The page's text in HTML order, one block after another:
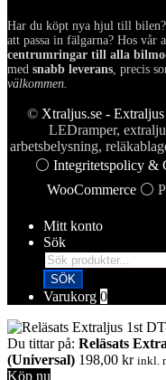
Har du köpt nya hjul till
att passa in fälgarna? Hos vår
centrumringar till alla
med snabb leverans , precis
välkommen.
© Xtraljus.se -
LEDramper,
arbetsbelysning,
⚪ Integritetspolicy &
WooCommerce ⚪
Mitt konto
Sök
Products
search
SÖK
Varukorg 0
Du tittar på: Reläsats
(Universal) 198,00 kr inkl.
Köp nu